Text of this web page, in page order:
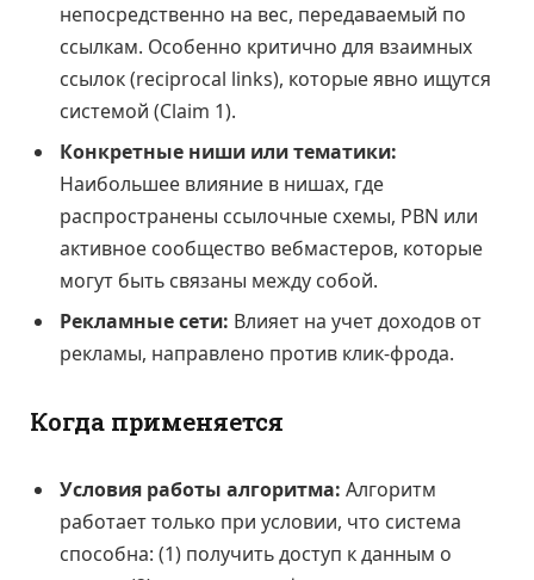
непосредственно на вес, передаваемый по
ссылкам. Особенно критично для взаимных
ссылок (reciprocal links), которые явно ищутся
системой (Claim 1).
Конкретные ниши или тематики:
Наибольшее влияние в нишах, где
распространены ссылочные схемы, PBN или
активное сообщество вебмастеров, которые
могут быть связаны между собой.
Рекламные сети: Влияет на учет доходов от
рекламы, направлено против клик-фрода.
Когда применяется
Условия работы алгоритма: Алгоритм
работает только при условии, что система
способна: (1) получить доступ к данным о